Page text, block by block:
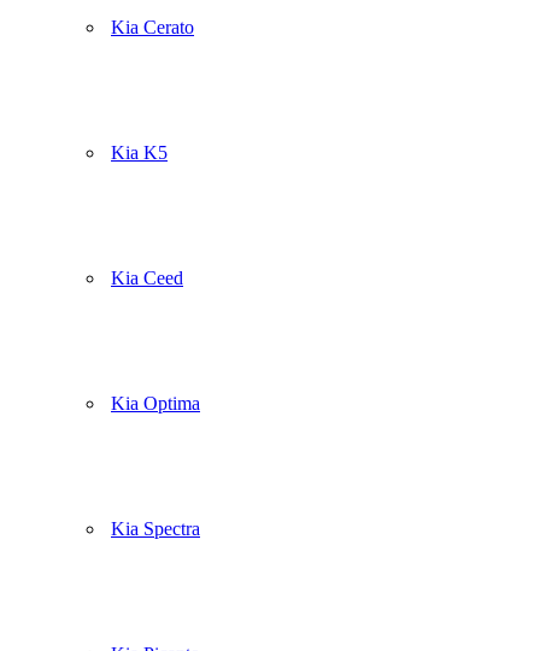
Kia Cerato
Kia K5
Kia Ceed
Kia Optima
Kia Spectra